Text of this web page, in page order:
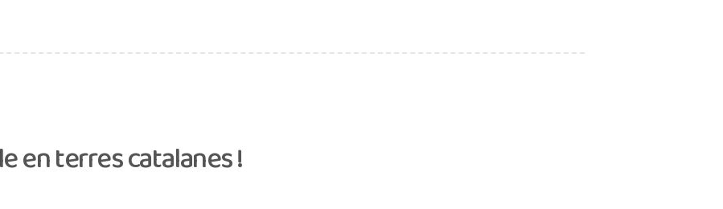
en terres catalanes !